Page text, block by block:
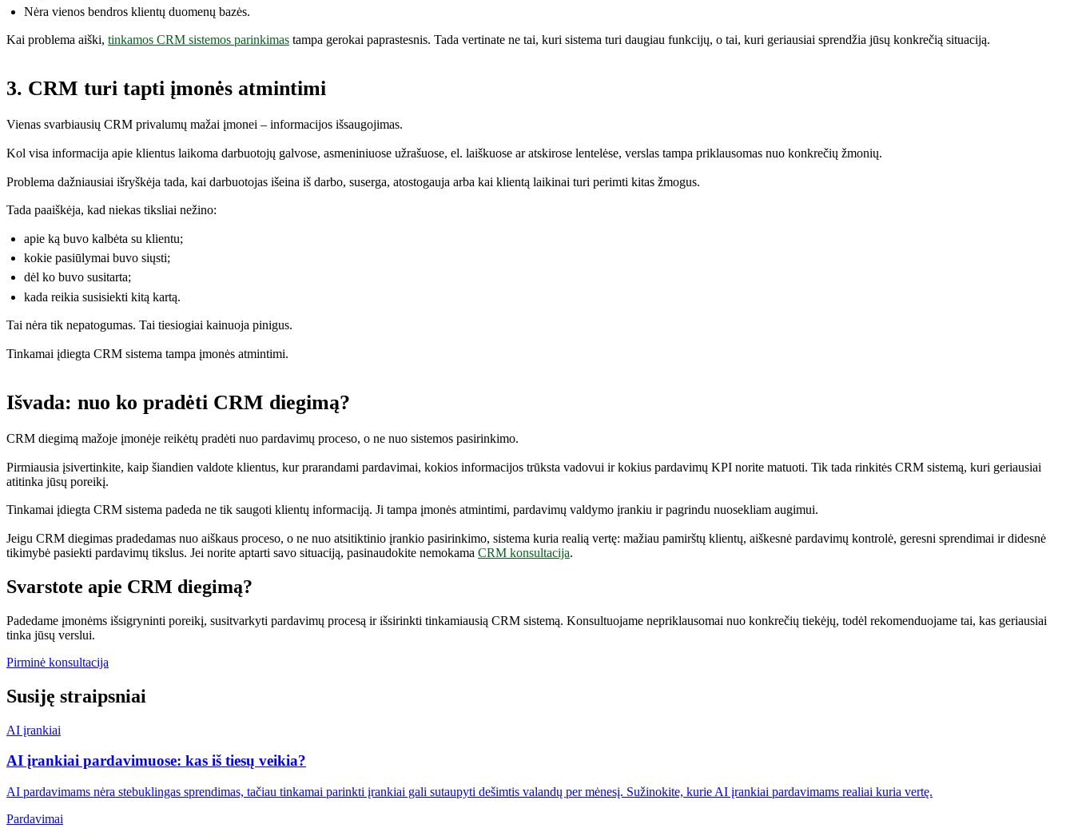
Nėra vienos bendros klientų duomenų bazės.
Kai problema aiški, tinkamos CRM sistemos parinkimas tampa gerokai paprastesnis. Tada vertinate ne tai, kuri sistema turi daugiau funkcijų, o tai, kuri geriausiai sprendžia jūsų konkrečią situaciją.
3. CRM turi tapti įmonės atmintimi
Vienas svarbiausių CRM privalumų mažai įmonei – informacijos išsaugojimas.
Kol visa informacija apie klientus laikoma darbuotojų galvose, asmeniniuose užrašuose, el. laiškuose ar atskirose lentelėse, verslas tampa priklausomas nuo konkrečių žmonių.
Problema dažniausiai išryškėja tada, kai darbuotojas išeina iš darbo, suserga, atostogauja arba kai klientą laikinai turi perimti kitas žmogus.
Tada paaiškėja, kad niekas tiksliai nežino:
apie ką buvo kalbėta su klientu;
kokie pasiūlymai buvo siųsti;
dėl ko buvo susitarta;
kada reikia susisiekti kitą kartą.
Tai nėra tik nepatogumas. Tai tiesiogiai kainuoja pinigus.
Tinkamai įdiegta CRM sistema tampa įmonės atmintimi.
Išvada: nuo ko pradėti CRM diegimą?
CRM diegimą mažoje įmonėje reikėtų pradėti nuo pardavimų proceso, o ne nuo sistemos pasirinkimo.
Pirmiausia įsivertinkite, kaip šiandien valdote klientus, kur prarandami pardavimai, kokios informacijos trūksta vadovui ir kokius pardavimų KPI norite matuoti. Tik tada rinkitės CRM sistemą, kuri geriausiai
atitinka jūsų poreikį.
Tinkamai įdiegta CRM sistema padeda ne tik saugoti klientų informaciją. Ji tampa įmonės atmintimi, pardavimų valdymo įrankiu ir pagrindu nuosekliam augimui.
Jeigu CRM diegimas pradedamas nuo aiškaus proceso, o ne nuo atsitiktinio įrankio pasirinkimo, sistema kuria realią vertę: mažiau pamirštų klientų, aiškesnė pardavimų kontrolė, geresni sprendimai ir didesnė
tikimybė pasiekti pardavimų tikslus. Jei norite aptarti savo situaciją, pasinaudokite nemokama CRM konsultacija.
Svarstote apie CRM diegimą?
Padedame įmonėms išsigryninti poreikį, susitvarkyti pardavimų procesą ir išsirinkti tinkamiausią CRM sistemą. Konsultuojame nepriklausomai nuo konkrečių tiekėjų, todėl rekomenduojame tai, kas geriausiai
tinka jūsų verslui.
Pirminė konsultacija
Susiję straipsniai
AI įrankiai
AI įrankiai pardavimuose: kas iš tiesų veikia?
AI pardavimams nėra stebuklingas sprendimas, tačiau tinkamai parinkti įrankiai gali sutaupyti dešimtis valandų per mėnesį. Sužinokite, kurie AI įrankiai pardavimams realiai kuria vertę.
Pardavimai